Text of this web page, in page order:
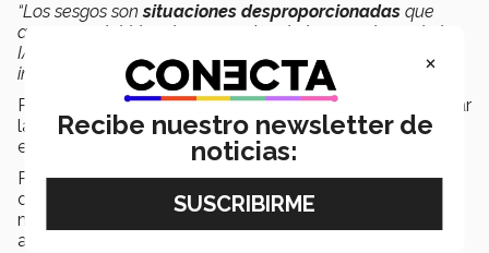
“Los sesgos sonsituaciones desproporcionadas que
aparecen debido a los supuestos de los creadores de la
IA: supuestos de representación, medición, evaluación de
información y más”, explicó Kathy.
Por ello, expresó, es necesario analizarlos para identificar
las disparidades que pueda causar oamplificar la IA
en relación con la interacción de los usuarios.
Paraprevenir las disparidades, agregó, los sesgos
deben adaptarse y vincularse con los principios
mencionados anteriormente, así como los siguientes
aspectos:
×
Recibe nuestro newsletter de
noticias: